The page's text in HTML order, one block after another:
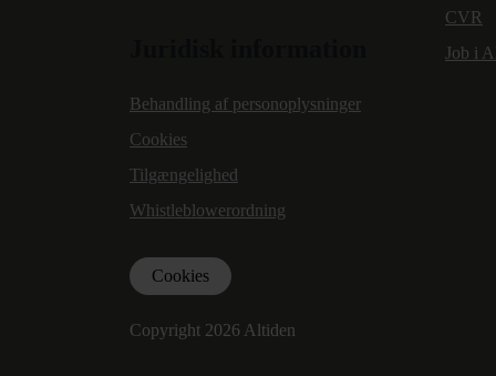
Behandling af personoplysninger
Cookies
Tilgængelighed
Whistleblowerordning
Cookies
Copyright 2026 Altiden
CVR
Job i